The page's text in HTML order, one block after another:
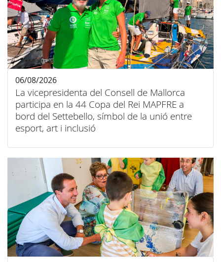
La vicepresidenta del Consell de Mallorca
participa en la 44 Copa del Rei MAPFRE a
bord del Settebello, símbol de la unió entre
esport, art i inclusió
06/08/2026